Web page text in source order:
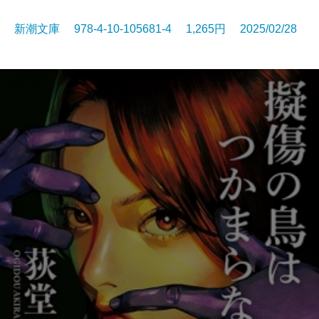
新潮文庫 978-4-10-105681-4 1,265円 2025/02/28